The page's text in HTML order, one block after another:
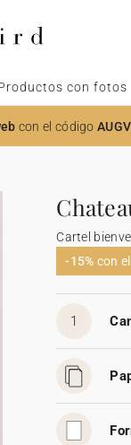
con fotos
con el código
Cartel
-15% con
1